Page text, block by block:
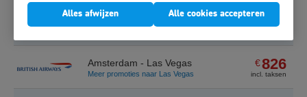
Amsterdam - Kuala Lumpur €544
Amsterdam - Las Vegas
Meer promoties naar Las Vegas
€826
incl. taksen
Alles afwijzen Alle cookies accepteren